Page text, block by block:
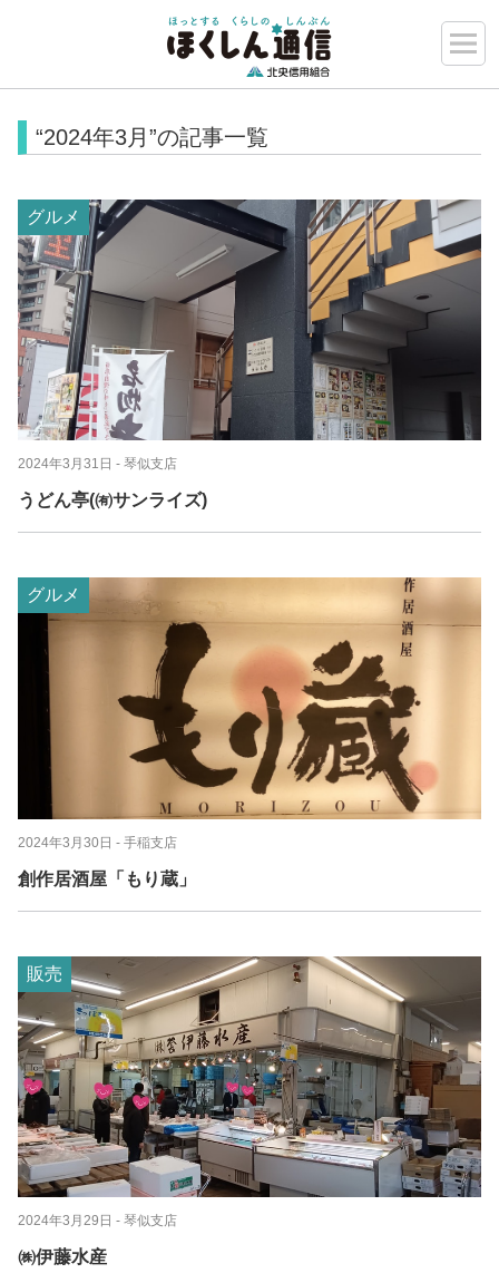
“2024年3月”の記事一覧
グルメ
2024年3月31日 - 琴似支店
うどん亭(㈲サンライズ)
グルメ
2024年3月30日 - 手稲支店
創作居酒屋「もり蔵」
販売
2024年3月29日 - 琴似支店
㈱伊藤水産